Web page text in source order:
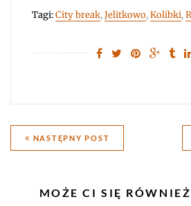
Tagi:City break,Jelitkowo,Kolibki,
Nawigacja
wpisu
NASTĘPNY POST
PODOBNE
MOŻE CI SIĘ